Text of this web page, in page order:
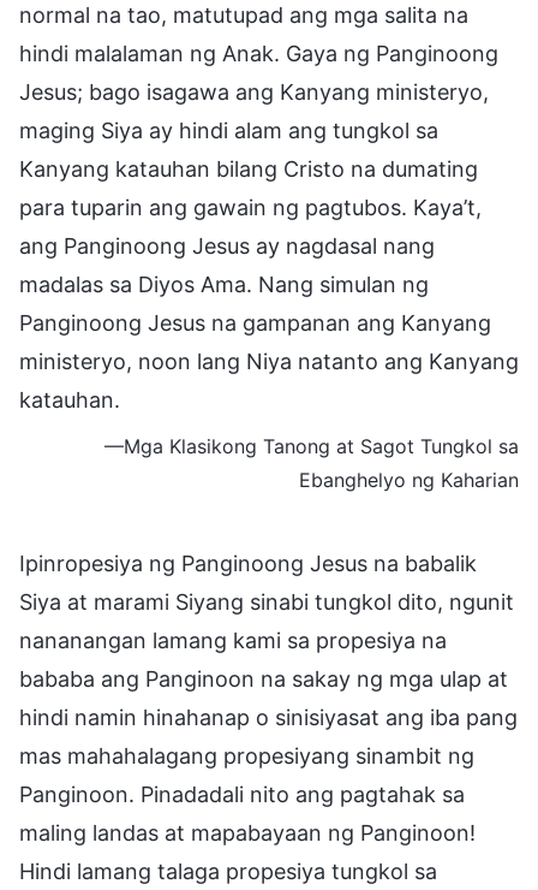
normal na tao, matutupad ang mga salita na
hindi malalaman ng Anak. Gaya ng Panginoong
Jesus; bago isagawa ang Kanyang ministeryo,
maging Siya ay hindi alam ang tungkol sa
Kanyang katauhan bilang Cristo na dumating
para tuparin ang gawain ng pagtubos. Kaya’t,
ang Panginoong Jesus ay nagdasal nang
madalas sa Diyos Ama. Nang simulan ng
Panginoong Jesus na gampanan ang Kanyang
ministeryo, noon lang Niya natanto ang Kanyang
katauhan.
—Mga Klasikong Tanong at Sagot Tungkol sa
Ebanghelyo ng Kaharian
Ipinropesiya ng Panginoong Jesus na babalik
Siya at marami Siyang sinabi tungkol dito, ngunit
nananangan lamang kami sa propesiya na
bababa ang Panginoon na sakay ng mga ulap at
hindi namin hinahanap o sinisiyasat ang iba pang
mas mahahalagang propesiyang sinambit ng
Panginoon. Pinadadali nito ang pagtahak sa
maling landas at mapabayaan ng Panginoon!
Hindi lamang talaga propesiya tungkol sa